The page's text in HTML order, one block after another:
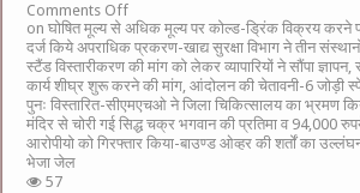
Comments Off
on घोषित मूल्य से अधिक मूल्य पर कोल्ड-ड्रिंक विक्रय करने
दर्ज किये अपराधिक प्रकरण-खाद्य सुरक्षा विभाग ने तीन
स्टैंड विस्तारीकरण की मांग को लेकर व्यापारियों ने सौंपा ज्ञापन,
कार्य शीघ्र शुरू करने की मांग, आंदोलन की चेतावनी-6 जोड़ी
पुनः विस्तारित-सीएमएचओ ने जिला चिकित्सालय का भ्रमण
मंदिर से चोरी गई सिद्ध चक्र भगवान की प्रतिमा व 94,000
आरोपीयो को गिरफ्तार किया-बाउण्ड ओव्हर की शर्तों का
भेजा जेल
57